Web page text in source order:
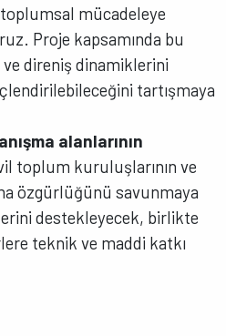
mücadeleye
Proje kapsamında bu
direniş dinamiklerini
tartışmaya
alanlarının
toplum kuruluşlarının ve
özgürlüğünü savunmaya
destekleyecek, birlikte
teknik ve maddi katkı